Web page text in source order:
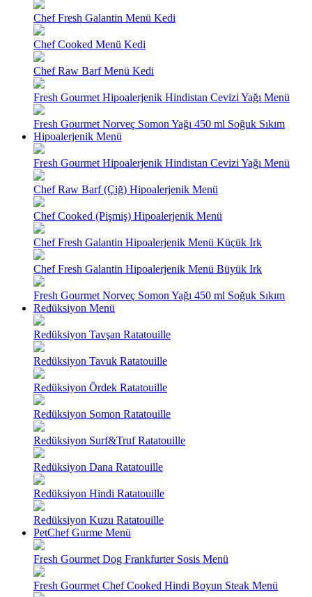
Chef Fresh Galantin Menü Kedi
Chef Cooked Menü Kedi
Chef Raw Barf Menü Kedi
Fresh Gourmet Hipoalerjenik Hindistan Cevizi Yağı Menü
Fresh Gourmet Norveç Somon Yağı 450 ml Soğuk Sıkım
Hipoalerjenik Menü
Fresh Gourmet Hipoalerjenik Hindistan Cevizi Yağı Menü
Chef Raw Barf (Çiğ) Hipoalerjenik Menü
Chef Cooked (Pişmiş) Hipoalerjenik Menü
Chef Fresh Galantin Hipoalerjenik Menü Küçük Irk
Chef Fresh Galantin Hipoalerjenik Menü Büyük Irk
Fresh Gourmet Norveç Somon Yağı 450 ml Soğuk Sıkım
Redüksiyon Menü
Redüksiyon Tavşan Ratatouille
Redüksiyon Tavuk Ratatouille
Redüksiyon Ördek Ratatouille
Redüksiyon Somon Ratatouille
Redüksiyon Surf&Truf Ratatouille
Redüksiyon Dana Ratatouille
Redüksiyon Hindi Ratatouille
Redüksiyon Kuzu Ratatouille
PetChef Gurme Menü
Fresh Gourmet Dog Frankfurter Sosis Menü
Fresh Gourmet Chef Cooked Hindi Boyun Steak Menü